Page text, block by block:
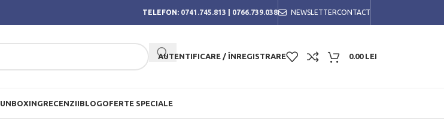
TELEFON: 0741.745.813 0766.739.038 NEWSLETTERCONTACT
AUTENTIFICARE / ÎNREGISTRARE 0.00 LEI
UNBOXINGRECENZIIBLOGOFERTE SPECIALE